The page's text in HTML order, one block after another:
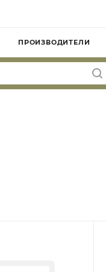
ПРОИЗВОДИТЕЛИ